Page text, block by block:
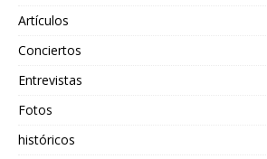
Artículos
Conciertos
Entrevistas
Fotos
históricos